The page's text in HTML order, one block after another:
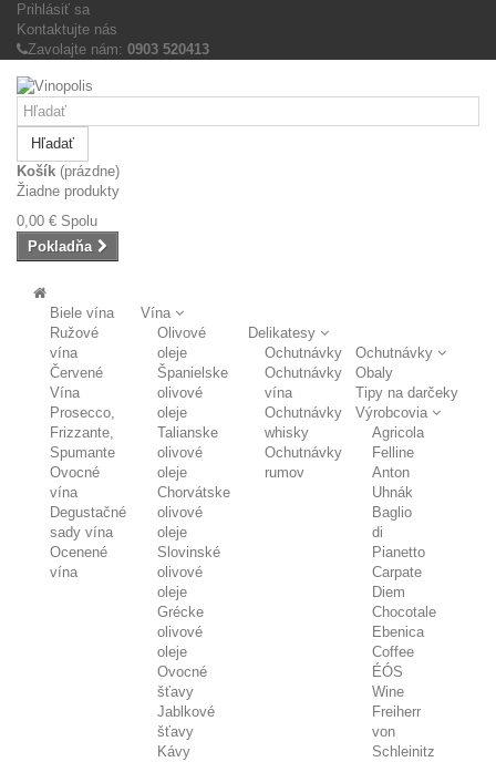
Prihlásiť sa
Kontaktujte nás
Zavolajte nám: 0903 520413
Hľadať
Košík (prázdne)
Žiadne produkty
0,00 € Spolu
Pokladňa
Vína
Biele vína
Ružové
vína
Červené
Vína
Prosecco,
Frizzante,
Spumante
Ovocné
vína
Degustačné
sady vína
Ocenené
vína
Delikatesy
Olivové
oleje
Španielske
olivové
oleje
Talianske
olivové
oleje
Chorvátske
olivové
oleje
Slovinské
olivové
oleje
Grécke
olivové
oleje
Ovocné
šťavy
Jablkové
šťavy
Kávy
Ochutnávky
Ochutnávky
Ochutnávky
vína
Ochutnávky
whisky
Ochutnávky
rumov
Obaly
Tipy na darčeky
Výrobcovia
Agricola
Felline
Anton
Uhnák
Baglio
di
Pianetto
Carpate
Diem
Chocotale
Ebenica
Coffee
ÉÓS
Wine
Freiherr
von
Schleinitz